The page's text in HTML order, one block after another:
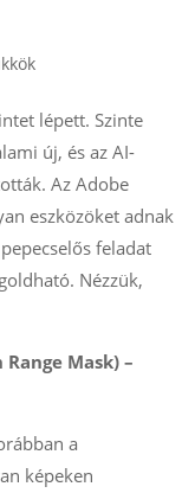
lépett. Szinte
új, és az AI-
Az Adobe
eszközöket adnak
feladat
Nézzük,
Mask) –
a
képeken